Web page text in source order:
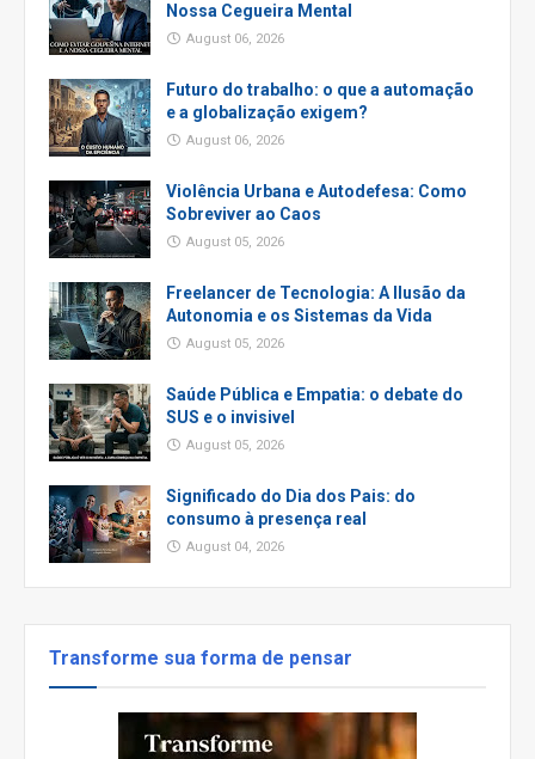
Nossa Cegueira Mental
August 06, 2026
Futuro do trabalho: o que a automação
e a globalização exigem?
August 06, 2026
Violência Urbana e Autodefesa: Como
Sobreviver ao Caos
August 05, 2026
Freelancer de Tecnologia: A Ilusão da
Autonomia e os Sistemas da Vida
August 05, 2026
Saúde Pública e Empatia: o debate do
SUS e o invisivel
August 05, 2026
Significado do Dia dos Pais: do
consumo à presença real
August 04, 2026
Transforme sua forma de pensar